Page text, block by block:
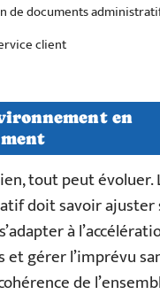
de documents
client
en
tout peut évoluer.
doit savoir ajuster
à
et gérer l’imprévu
de